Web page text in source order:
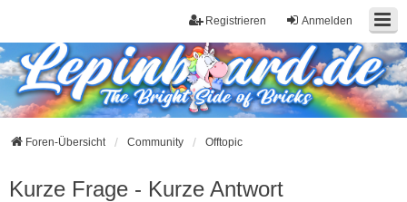
Anmelden
Registrieren
Foren-Übersicht Community Offtopic
Kurze Frage - Kurze Antwort